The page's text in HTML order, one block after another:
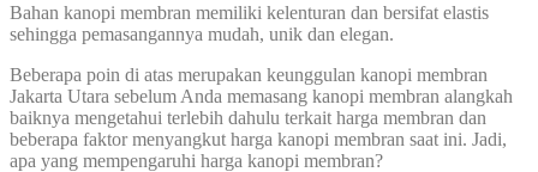
Bahan kanopi membran memiliki kelenturan dan bersifat elastis
sehingga pemasangannya mudah, unik dan elegan.
Beberapa poin di atas merupakan keunggulan kanopi membran
Jakarta Utara sebelum Anda memasang kanopi membran alangkah
baiknya mengetahui terlebih dahulu terkait harga membran dan
beberapa faktor menyangkut harga kanopi membran saat ini. Jadi,
apa yang mempengaruhi harga kanopi membran?